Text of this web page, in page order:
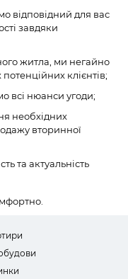
відповідний для вас
завдяки
житла, ми негайно
клієнтів;
всі нюанси угоди;
необхідних
вторинної
та актуальність